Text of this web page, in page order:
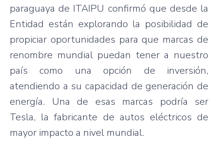
paraguaya de ITAIPU confirmó que desde la
Entidad están explorando la posibilidad de
propiciar oportunidades para que marcas de
renombre mundial puedan tener a nuestro
país como una opción de inversión,
atendiendo a su capacidad de generación de
energía. Una de esas marcas podría ser
Tesla, la fabricante de autos eléctricos de
mayor impacto a nivel mundial.